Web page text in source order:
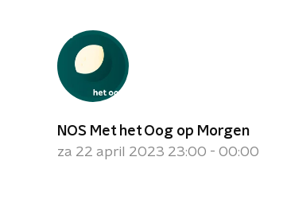
NOS Met het Oog op Morgen
za 22 april 2023 23:00 - 00:00